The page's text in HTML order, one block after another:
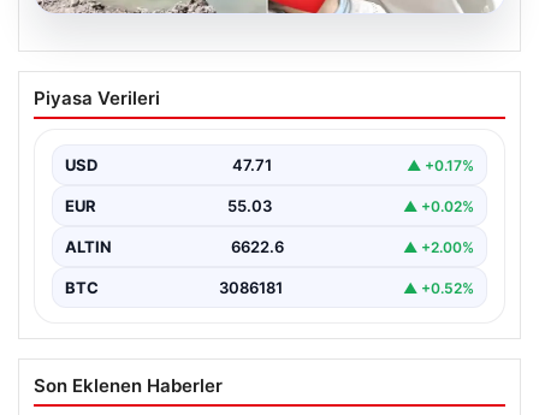
06.08.2026
12 yaşındaki çocuk hafriyat alınan
gölette boğuldu
Boğuldu", "content": "Erzurum'un Oltu ilçesinde
gerçekleşen üzücü…
Piyasa Verileri
USD 47.71 ▲ +0.17%
EUR 55.03 ▲ +0.02%
ALTIN 6622.6 ▲ +2.00%
BTC 3086181 ▲ +0.52%
Son Eklenen Haberler